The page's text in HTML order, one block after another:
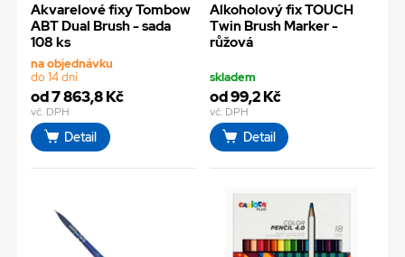
Akvarelové fixy Tombow
ABT Dual Brush - sada
108 ks
na objednávku
do 14 dní
od 7 863,8 Kč
vč. DPH
Detail
Alkoholový fix TOUCH
Twin Brush Marker -
růžová
skladem
od 99,2 Kč
vč. DPH
Detail